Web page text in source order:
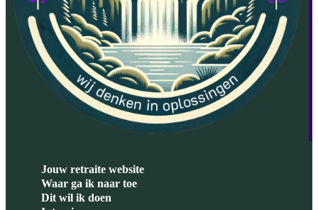
Jouw retraite website
Waar ga ik naar toe
Dit wil ik doen